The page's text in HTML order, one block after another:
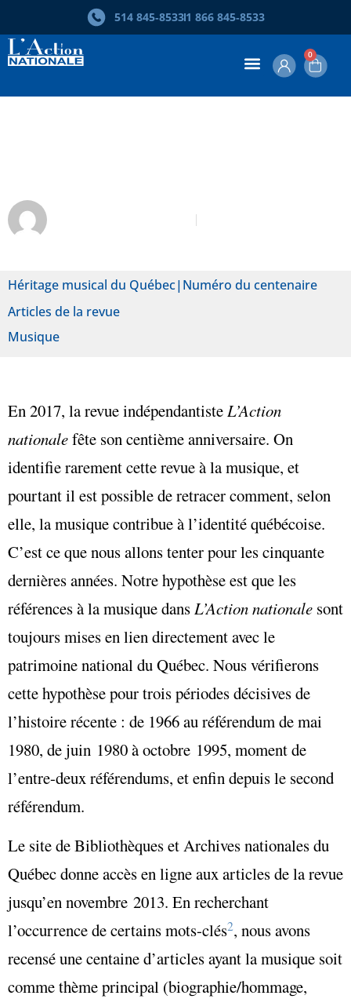
514 845‑85331 866 845‑8533
0
Héritage musical du Québec| Numéro du centenaire
Articles de la revue
Musique
En 2017, la revue indépendantisteL’Action
nationalefête son centième anniversaire. On
identifie rarement cette revue à la musique, et
pourtant il est possible de retracer comment, selon
elle, la musique contribue à l’identité québécoise.
C’est ce que nous allons tenter pour les cinquante
dernières années. Notre hypothèse est que les
références à la musique dansL’Action nationale sont
toujours mises en lien directement avec le
patrimoine national du Québec. Nous vérifierons
cette hypothèse pour trois périodes décisives de
l’histoire récente : de 1966 au référendum de mai
1980, de juin 1980 à octobre 1995, moment de
l’entre-deux référendums, et enfin depuis le second
référendum.
Le site de Bibliothèques et Archives nationales du
Québec donne accès en ligne aux articles de la revue
jusqu’en novembre 2013. En recherchant
l’occurrence de certains mots-clés2, nous avons
recensé une centaine d’articles ayant la musique soit
comme thème principal (biographie/hommage,